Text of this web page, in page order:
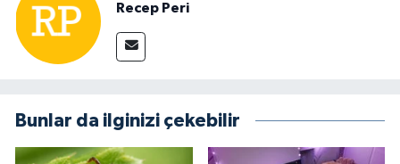
Recep Peri
Bunlar da ilginizi çekebilir